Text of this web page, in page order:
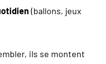
(ballons, jeux
ils se montent